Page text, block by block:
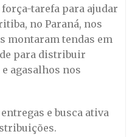
tarefa para ajudar
no Paraná, nos
montaram tendas em
para distribuir
agasalhos nos
e busca ativa